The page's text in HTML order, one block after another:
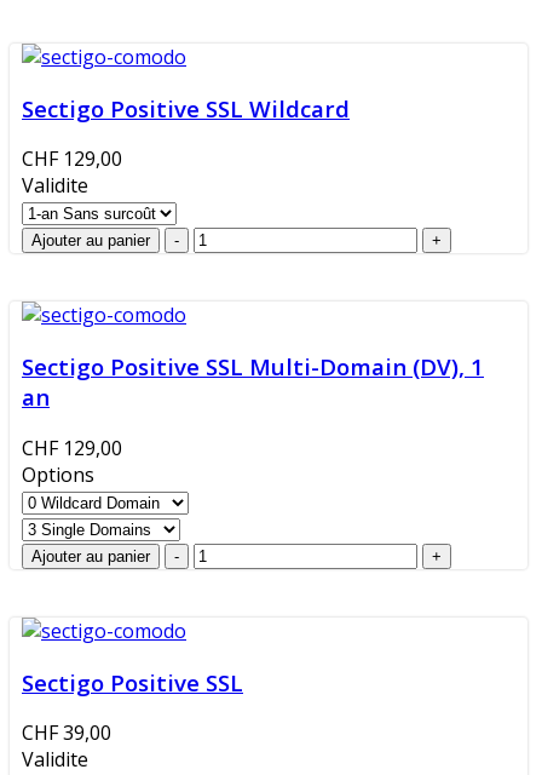
Sectigo Positive SSL Wildcard
CHF 129,00
Validite
Sectigo Positive SSL Multi-Domain (DV), 1
an
CHF 129,00
Options
Sectigo Positive SSL
CHF 39,00
Validite